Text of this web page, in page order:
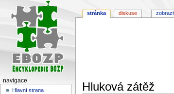
Hluková zátěž
stránka diskuse
navigace
Hlavní strana